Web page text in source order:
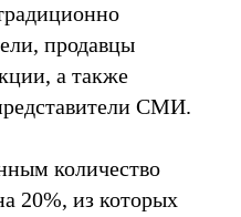
продавцы
а также
СМИ.
количество
20%, из которых